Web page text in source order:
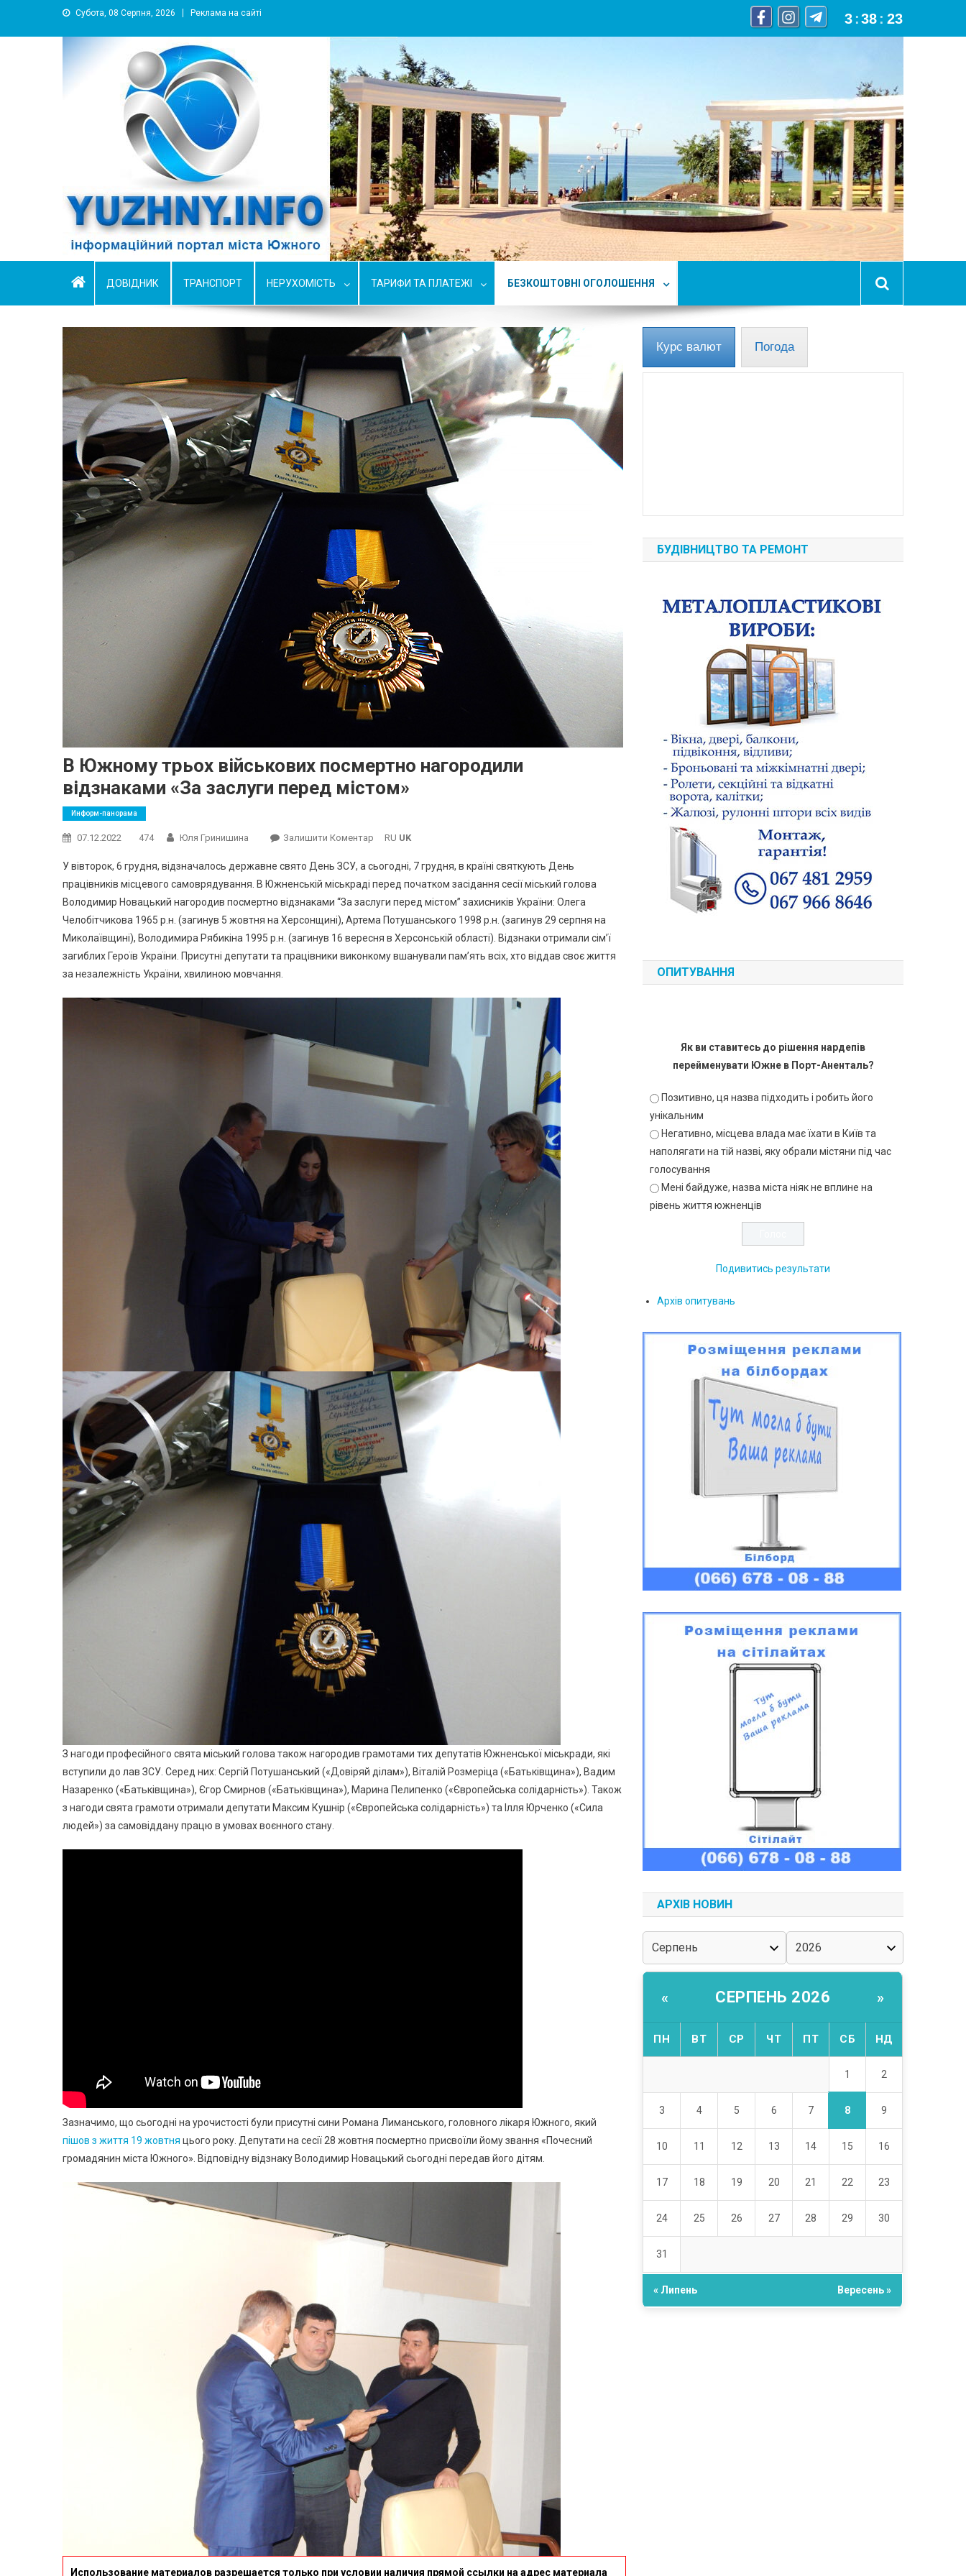
Субота, 08 Серпня, 2026 Реклама на сайті 3 :38 : 24
YUZHNY.INFO
информационный портал города Южный
ДОВІДНИК ТРАНСПОРТ НЕРУХОМІСТЬ ТАРИФИ ТА ПЛАТЕЖІ БЕЗКОШТОВНІ ОГОЛОШЕННЯ
В Южному трьох військових посмертно нагородили
відзнаками «За заслуги перед містом»
Информ-панорама
07.12.2022 474 Юля Гринишина Залишити Коментар
Южному
Трьох
Військових
Посмертно
Нагородили
Відзнаками
RU UK
У вівторок, 6 грудня, відзначалось державне свято День ЗСУ, а сьогодні, 7 грудня, в країні святкують День
працівників місцевого самоврядування. В Южненській міськраді перед початком засідання сесії міський голова
Володимир Новацький нагородив посмертно відзнаками “За заслуги перед містом” захисників України: Олега
Челобітчикова 1965 р.н. (загинув 5 жовтня на Херсонщині), Артема Потушанського 1998 р.н. (загинув 29 серпня на
Миколаївщині), Володимира Рябикіна 1995 р.н. (загинув 16 вересня в Херсонській області). Відзнаки отримали сім’ї
загиблих Героїв України. Присутні депутати та працівники виконкому вшанували пам’ять всіх, хто віддав своє життя
за незалежність України, хвилиною мовчання.
З нагоди професійного свята міський голова також нагородив грамотами тих депутатів Южненської міськради, які
вступили до лав ЗСУ. Серед них: Сергій Потушанський («Довіряй ділам»), Віталій Розмеріца («Батьківщина»), Вадим
Назаренко («Батьківщина»), Єгор Смирнов («Батьківщина»), Марина Пелипенко («Європейська солідарність»). Також
з нагоди свята грамоти отримали депутати Максим Кушнір («Європейська солідарність») та Ілля Юрченко («Сила
людей») за самовіддану працю в умовах воєнного стану.
Зазначимо, що сьогодні на урочистості були присутні сини Романа Лиманського, головного лікаря Южного, який
пішов з життя 19 жовтня цього року. Депутати на сесії 28 жовтня посмертно присвоїли йому звання «Почесний
громадянин міста Южного». Відповідну відзнаку Володимир Новацький сьогодні передав його дітям.
Использование материалов разрешается только при условии наличия прямой ссылки на адрес материала
Курс валют Погода
БУДІВНИЦТВО ТА РЕМОНТ
ОПИТУВАННЯ
Як ви ставитесь до рішення нардепів
перейменувати Южне в Порт-Аненталь?
Позитивно, ця назва підходить і робить його
унікальним
Негативно, місцева влада має їхати в Київ та
наполягати на тій назві, яку обрали містяни під час
голосування
Мені байдуже, назва міста ніяк не вплине на
рівень життя южненців
Подивитись результати
Архів опитувань
АРХІВ НОВИН
« СЕРПЕНЬ 2026 »
ПН ВТ СР ЧТ ПТ СБ НД
1 2
3 4 5 6 7 8 9
10 11 12 13 14 15 16
17 18 19 20 21 22 23
24 25 26 27 28 29 30
31
« Липень Вересень »